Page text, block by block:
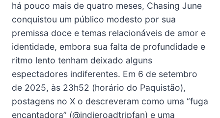
há pouco mais de quatro meses, Chasing June
conquistou um público modesto por sua
premissa doce e temas relacionáveis de amor e
identidade, embora sua falta de profundidade e
ritmo lento tenham deixado alguns
espectadores indiferentes. Em 6 de setembro
de 2025, às 23h52 (horário do Paquistão),
postagens no X o descreveram como uma “fuga
encantadora” (@indieroadtripfan) e uma